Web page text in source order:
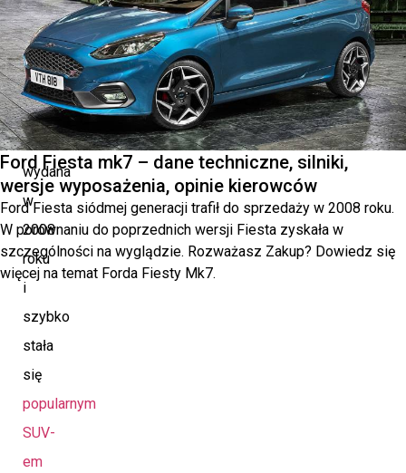
Pierwsza
generacja
Volvo
XC60
została
wydana
w
2008
roku
i
szybko
stała
się
popularnym
SUV-
em
Ford Fiesta mk7 – dane techniczne, silniki,
wersje wyposażenia, opinie kierowców
Ford Fiesta siódmej generacji trafił do sprzedaży w 2008 roku.
W porównaniu do poprzednich wersji Fiesta zyskała w
szczególności na wyglądzie. Rozważasz Zakup? Dowiedz się
więcej na temat Forda Fiesty Mk7.